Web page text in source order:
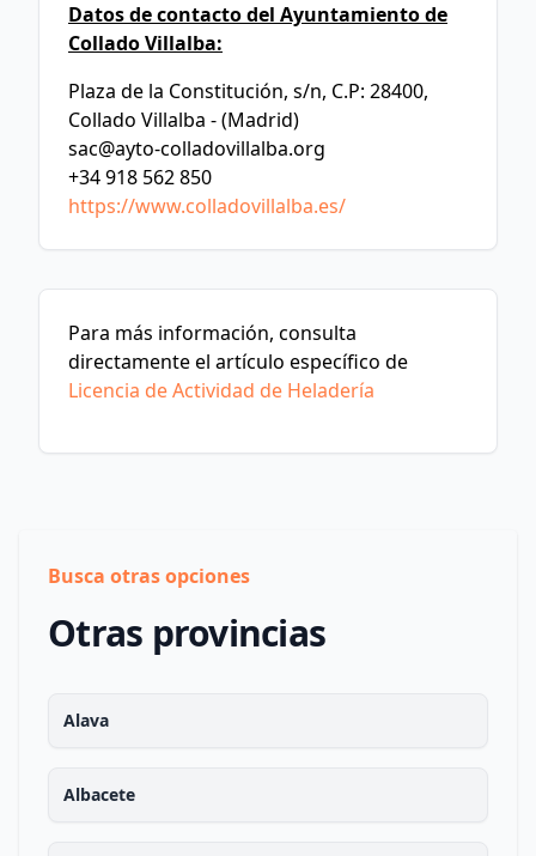
Datos de contacto del Ayuntamiento de
Collado Villalba:
Plaza de la Constitución, s/n, C.P: 28400,
Collado Villalba - (Madrid)
sac@ayto-colladovillalba.org
+34 918 562 850
https://www.colladovillalba.es/
Para más información, consulta
directamente el artículo específico de
Licencia de Actividad de Heladería
Busca otras opciones
Otras provincias
Alava
Albacete